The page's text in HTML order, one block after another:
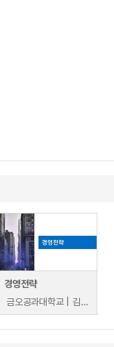
경영전략
금오공과대학교 | 김현옥